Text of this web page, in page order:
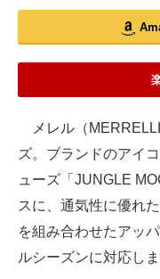
メレル（
ズ。ブランドのアイ
ューズ「JUNGLE
スに、通気性に優れ
を組み合わせたアッ
ルシーズンに対応しま